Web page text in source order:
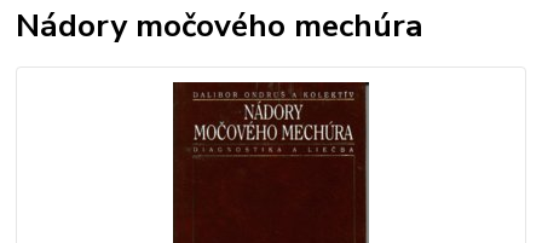
Nádory močového mechúra